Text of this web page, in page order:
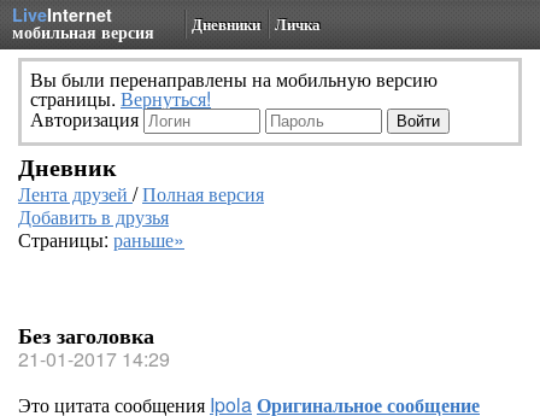
LiveInternet
мобильная версия Дневники Личка
Вы были перенаправлены на мобильную версию
страницы. Вернуться!
Авторизация
Дневник
Лента друзей /Полная версия
Добавить в друзья
Страницы: раньше»
Без заголовка
21-01-2017 14:29
Это цитата сообщения IpolaОригинальное сообщение